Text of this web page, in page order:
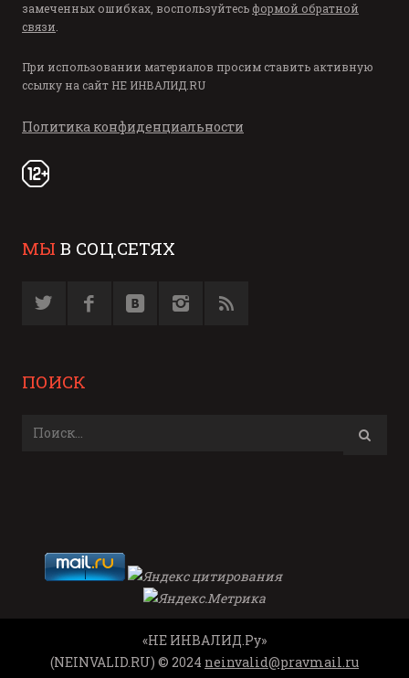
замеченных ошибках, воспользуйтесь формой обратной
связи.
При использовании материалов просим ставить активную
ссылку на сайт НЕ ИНВАЛИД.RU
Политика конфиденциальности
МЫ В СОЦ.СЕТЯХ
ПОИСК
«НЕ ИНВАЛИД.Ру»
(NEINVALID.RU) © 2024 neinvalid@pravmail.ru